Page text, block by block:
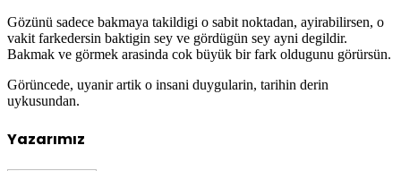
Gözünü sadece bakmaya takildigi o sabit noktadan, ayirabilirsen, o
vakit farkedersin baktigin sey ve gördügün sey ayni degildir.
Bakmak ve görmek arasinda cok büyük bir fark oldugunu görürsün.
Görüncede, uyanir artik o insani duygularin, tarihin derin
uykusundan.
Yazarımız